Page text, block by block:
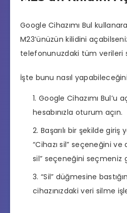
Google Cihazımı Bul
M23’ünüzün kilidini
telefonunuzdaki tüm verileri
İşte bunu nasıl
Google Cihazımı Bul’u
hesabınızla oturum açın.
Başarılı bir şekilde giriş
“Cihazı sil” seçeneğini ve
sil” seçeneğini seçmeniz
“Sil” düğmesine
cihazınızdaki veri silme